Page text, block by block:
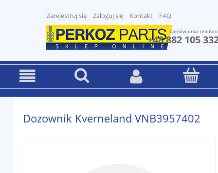
Zarejestruj się Zaloguj się Kontakt FAQ
Zamówienia
+48 882 105
Dozownik Kverneland VNB3957402